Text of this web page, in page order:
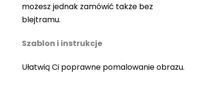
możesz jednak zamówić także bez
blejtramu.
Szablon i instrukcje
Ułatwią Ci poprawne pomalowanie obrazu.